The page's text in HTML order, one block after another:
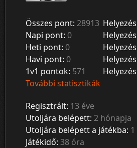
Összes pont: 28913
Napi pont: 0
Heti pont: 0
Havi pont: 0
1v1 pontok: 571
További statisztikák
Regisztrált: 13 éve
Utoljára belépett: 2 hónapja
Utoljára belépett a játékba:
Játékidő: 38 óra